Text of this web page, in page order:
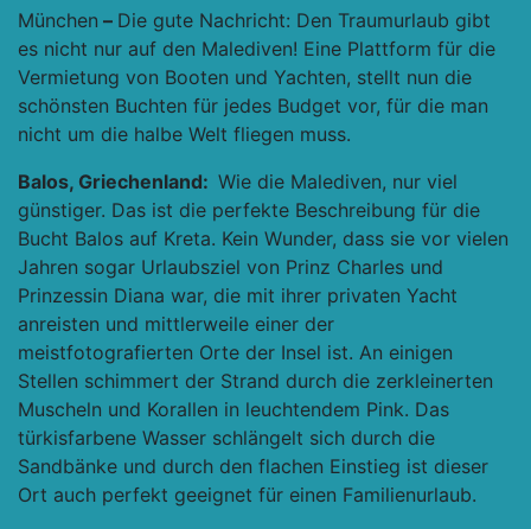
München – Die gute Nachricht: Den Traumurlaub gibt
es nicht nur auf den Malediven! Eine Plattform für die
Vermietung von Booten und Yachten, stellt nun die
schönsten Buchten für jedes Budget vor, für die man
nicht um die halbe Welt fliegen muss.
Balos, Griechenland: Wie die Malediven, nur viel
günstiger. Das ist die perfekte Beschreibung für die
Bucht Balos auf Kreta. Kein Wunder, dass sie vor vielen
Jahren sogar Urlaubsziel von Prinz Charles und
Prinzessin Diana war, die mit ihrer privaten Yacht
anreisten und mittlerweile einer der
meistfotografierten Orte der Insel ist. An einigen
Stellen schimmert der Strand durch die zerkleinerten
Muscheln und Korallen in leuchtendem Pink. Das
türkisfarbene Wasser schlängelt sich durch die
Sandbänke und durch den flachen Einstieg ist dieser
Ort auch perfekt geeignet für einen Familienurlaub.